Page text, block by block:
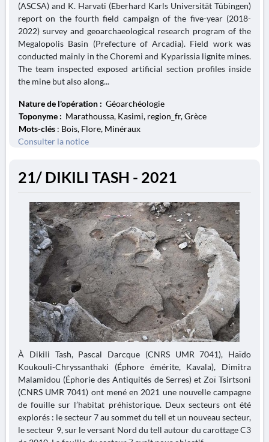
(ASCSA) and K. Harvati (Eberhard Karls Universität Tübingen)
report on the fourth field campaign of the five-year (2018-
2022) survey and geoarchaeological research program of the
Megalopolis Basin (Prefecture of Arcadia). Field work was
conducted mainly in the Choremi and Kyparissia lignite mines.
The team inspected exposed artificial section profiles inside
the mine but also along...
Nature de l'opération : Géoarchéologie
Toponyme : Marathoussa, Kasimi, region_fr, Grèce
Mots-clés : Bois, Flore, Minéraux
Consulter la notice
21/ DIKILI TASH - 2021
À Dikili Tash, Pascal Darcque (CNRS UMR 7041), Haïdo
Koukouli-Chryssanthaki (Éphore émérite, Kavala), Dimitra
Malamidou (Éphorie des Antiquités de Serres) et Zoï Tsirtsoni
(CNRS UMR 7041) ont mené en 2021 une nouvelle campagne
de fouille sur l’habitat préhistorique. Deux secteurs ont été
explorés : le secteur 7 au sommet du tell et un nouveau secteur,
le secteur 9, sur le versant Nord du tell autour du carottage C3